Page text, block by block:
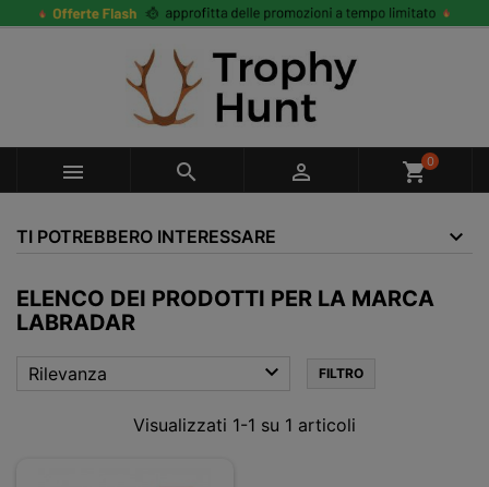
   shopping_cart0
TI POTREBBERO INTERESSARE
ELENCO DEI PRODOTTI PER LA MARCA
LABRADAR
Rilevanza  FILTRO
Visualizzati 1-1 su 1 articoli